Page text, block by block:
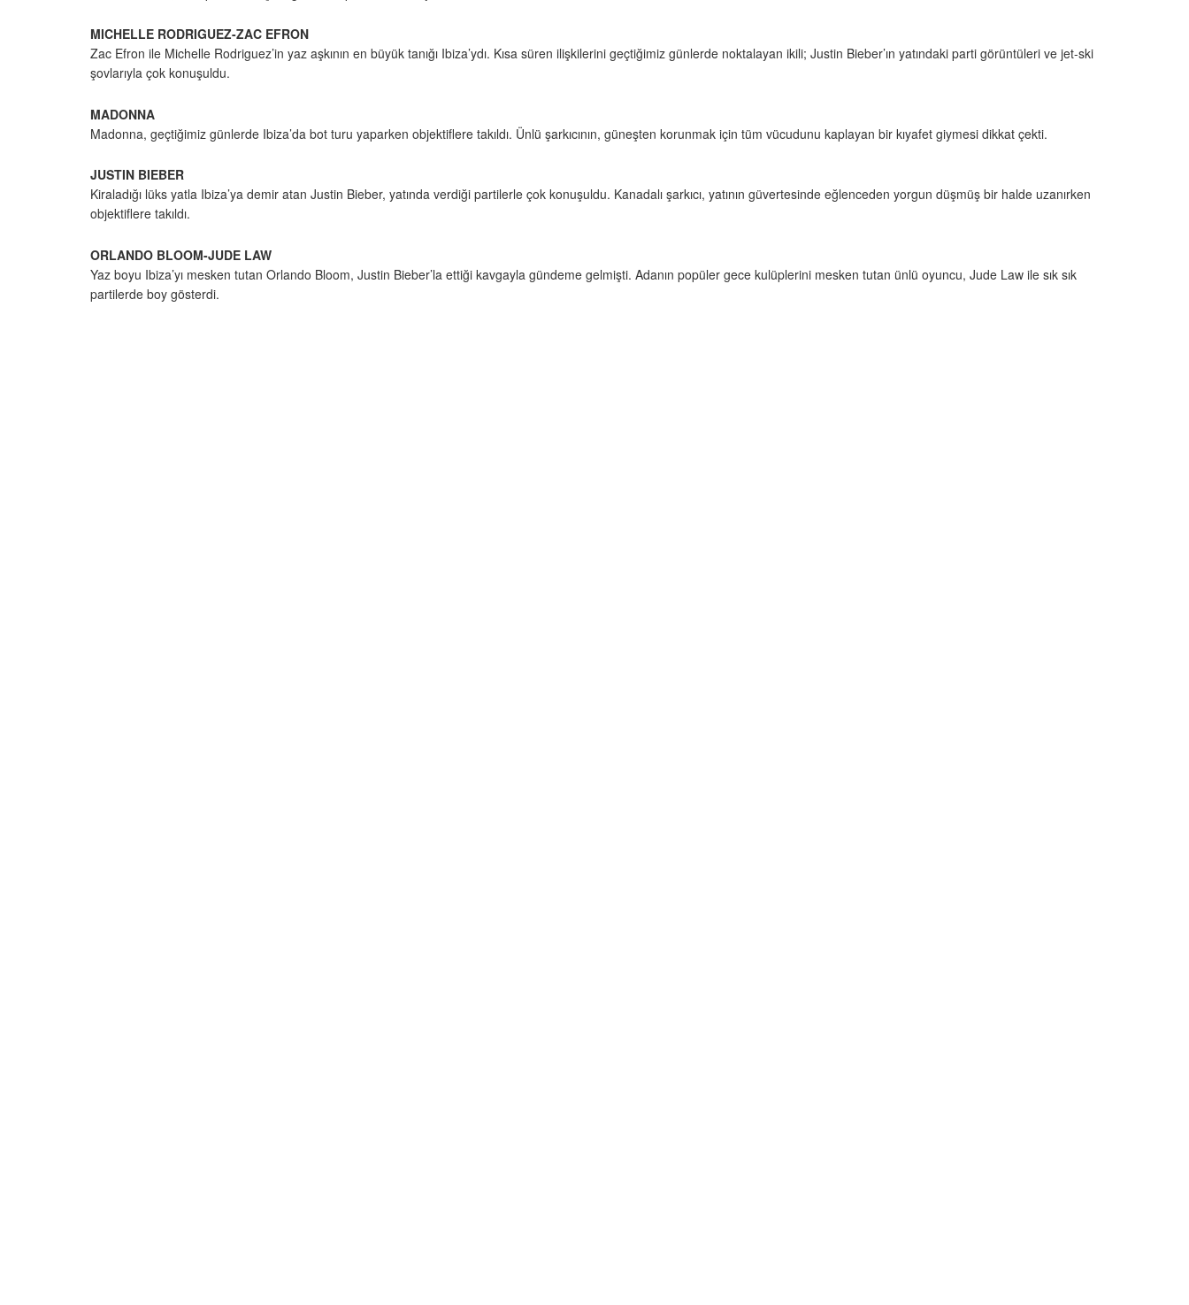
MICHELLE RODRIGUEZ-ZAC EFRON
Zac Efron ile Michelle Rodriguez’in yaz aşkının en büyük tanığı Ibiza’ydı. Kısa süren ilişkilerini geçtiğimiz günlerde noktalayan ikili; Justin Bieber’ın yatındaki parti görüntüleri ve jet-ski
şovlarıyla çok konuşuldu.
MADONNA
Madonna, geçtiğimiz günlerde Ibiza’da bot turu yaparken objektiflere takıldı. Ünlü şarkıcının, güneşten korunmak için tüm vücudunu kaplayan bir kıyafet giymesi dikkat çekti.
JUSTIN BIEBER
Kiraladığı lüks yatla Ibiza’ya demir atan Justin Bieber, yatında verdiği partilerle çok konuşuldu. Kanadalı şarkıcı, yatının güvertesinde eğlenceden yorgun düşmüş bir halde uzanırken
objektiflere takıldı.
ORLANDO BLOOM-JUDE LAW
Yaz boyu Ibiza’yı mesken tutan Orlando Bloom, Justin Bieber’la ettiği kavgayla gündeme gelmişti. Adanın popüler gece kulüplerini mesken tutan ünlü oyuncu, Jude Law ile sık sık
partilerde boy gösterdi.